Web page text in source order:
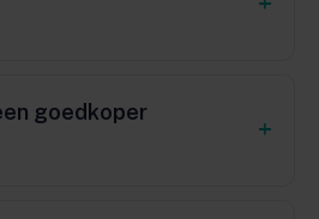
goedkoper